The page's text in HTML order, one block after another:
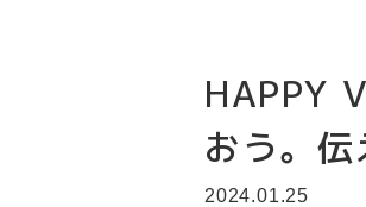
HAPPY
おう。伝
2024.01.25